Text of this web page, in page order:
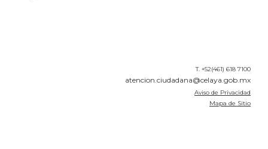
T. +52(461) 618 7100
atencion.ciudadana@celaya.gob.mx
Aviso de Privacidad
Mapa de Sitio